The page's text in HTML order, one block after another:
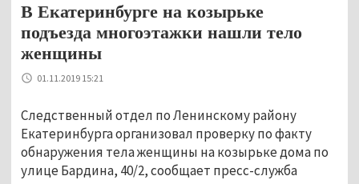
В Екатеринбурге на козырьке
подъезда многоэтажки нашли тело
женщины
01.11.2019 15:21
Следственный отдел по Ленинскому району
Екатеринбурга организовал проверку по факту
обнаружения тела женщины на козырьке дома по
улице Бардина, 40/2, сообщает пресс-служба